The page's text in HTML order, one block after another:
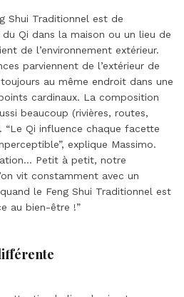
Shui Traditionnel est de
Qi dans la maison ou un lieu de
de l’environnement extérieur.
parviennent de l’extérieur de
au même endroit dans une
cardinaux. La composition
beaucoup (rivières, routes,
Qi influence chaque facette
explique Massimo.
Petit à petit, notre
vit constamment avec un
le Feng Shui Traditionnel est
au bien-être !”